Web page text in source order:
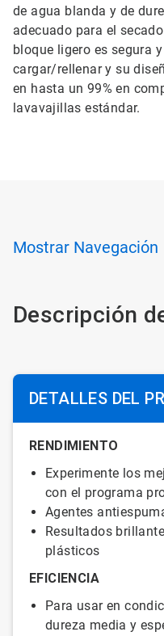
de agua blanda y de
adecuado para el
bloque ligero es segura
cargar/rellenar y su
en hasta un 99% en
lavavajillas estándar.
Mostrar Navegación
Descripción
DETALLES DEL
RENDIMIENTO
Experimente los
con el programa
Agentes
Resultados
plásticos
EFICIENCIA
Para usar en
dureza media y